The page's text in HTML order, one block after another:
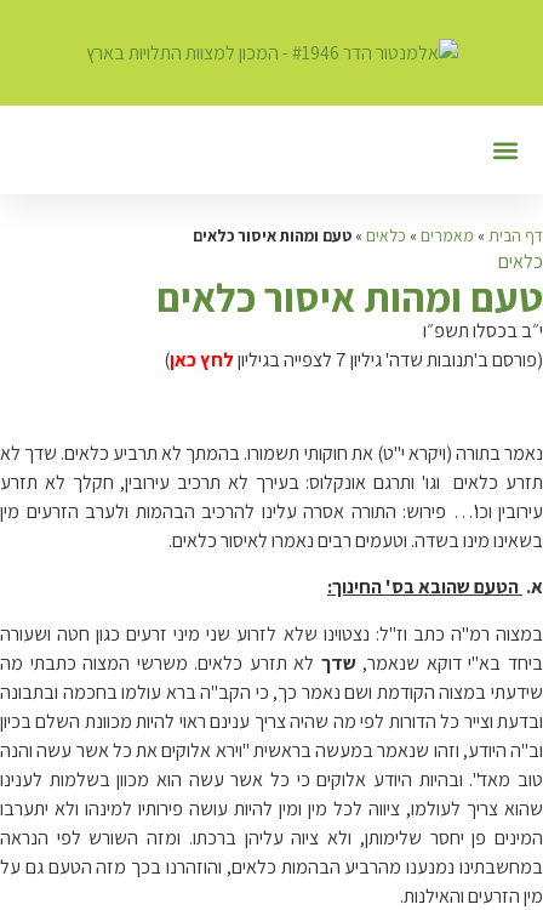
דף הבית » מאמרים » כלאים » טעם ומהות איסור כלאים
כלאים
טעם ומהות איסור כלאים
י״ב בכסלו תשפ״ו
(פורסם ב'תנובות שדה' גיליון 7 לצפייה בגיליון
לחץ כאן)
נאמר בתורה (ויקרא י"ט) את חוקותי תשמורו. בהמתך לא תרביע כלאים. שדך לא
תזרע כלאים וגו' ותרגם אונקלוס: בעירך לא תרכיב עירובין, חקלך לא תזרע
עירובין וכו'… פירוש: התורה אסרה עלינו להרכיב הבהמות ולערב הזרעים מין
בשאינו מינו בשדה. וטעמים רבים נאמרו לאיסור כלאים.
א. הטעם שהובא בס' החינוך:
במצוה רמ"ה כתב וז"ל: נצטוינו שלא לזרוע שני מיני זרעים כגון חטה ושעורה
ביחד בא"י דוקא שנאמר, שדך לא תזרע כלאים. משרשי המצוה כתבתי מה
שידעתי במצוה הקודמת ושם נאמר כך, כי הקב"ה ברא עולמו בחכמה ובתבונה
ובדעת וצייר כל הדורות לפי מה שהיה צריך ענינם ראוי להיות מכוונת השלם בכיון
וב"ה היודע, וזהו שנאמר במעשה בראשית "וירא אלוקים את כל אשר עשה והנה
טוב מאד". ובהיות היודע אלוקים כי כל אשר עשה הוא מכוון בשלמות לענינו
שהוא צריך לעולמו, ציווה לכל מין ומין להיות עושה פירותיו למינהו ולא יתערבו
המינים פן יחסר שלימותן, ולא ציוה עליהן ברכתו. ומזה השורש לפי הנראה
במחשבתינו נמנענו מהרביע הבהמות כלאים, והוזהרנו בכך מזה הטעם גם על
מין הזרעים והאילנות.